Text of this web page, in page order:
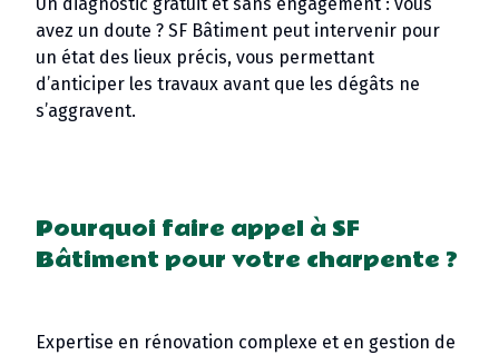
avez un doute ? SF Bâtiment peut intervenir pour
un état des lieux précis, vous permettant
d’anticiper les travaux avant que les dégâts ne
s’aggravent.
Pourquoi faire appel à SF
Bâtiment pour votre charpente ?
Expertise en rénovation complexe et en gestion de